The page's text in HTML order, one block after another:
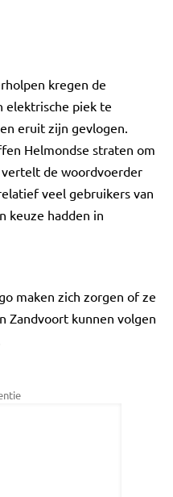
kregen de
elektrische piek te
eruit zijn gevlogen.
Helmondse straten om
de woordvoerder
veel gebruikers van
keuze hadden in
maken zich zorgen of ze
Zandvoort kunnen volgen